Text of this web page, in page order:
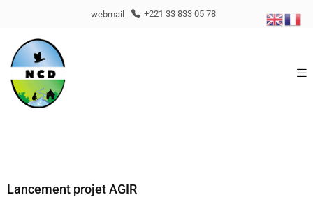
webmail +221 33 833 05 78
Lancement projet AGIR